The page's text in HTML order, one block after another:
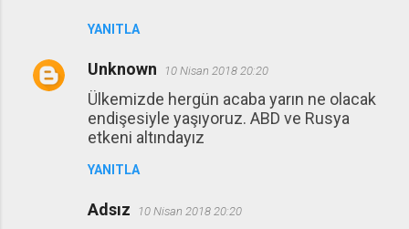
YANITLA
Unknown 10 Nisan 2018 20:20
Ülkemizde hergün acaba yarın ne olacak
endişesiyle yaşıyoruz. ABD ve Rusya
etkeni altındayız
YANITLA
Adsız 10 Nisan 2018 20:20